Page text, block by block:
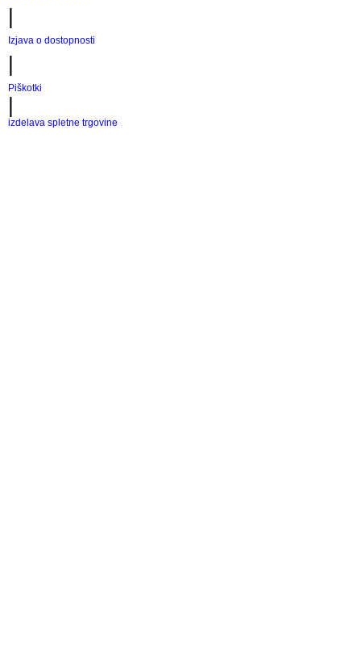
|
Izjava o dostopnosti
|
Piškotki
|
izdelava spletne trgovine